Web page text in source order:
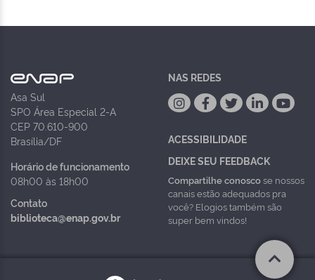
Asa Sul
SPO Área Especial 2-A
CEP 70.610-900
Brasília/DF
Horário de funcionamento
08h00 às 18h00
Contato
biblioteca@enap.gov.br
NAS REDES
ACESSIBILIDADE
DEIXE SEU FEEDBACK
Compartilhe conoscose nossos
canais estão adequados pra
você? Elogios também são
super bem vindos!